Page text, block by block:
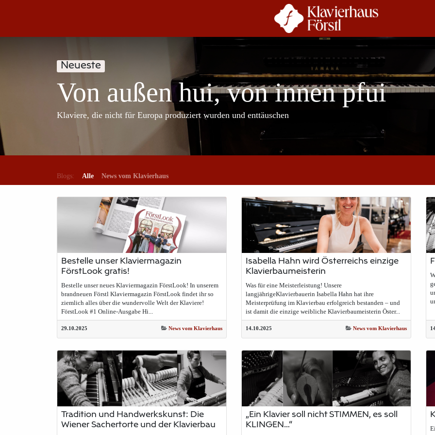
Neueste
Von außen hui, von innen pfui
Klaviere, die nicht für Europa produziert wurden und enttäuschen
Blogs: Alle News vom Klavierhaus
Bestelle unser Klaviermagazin
FörstLook gratis!
Bestelle unser neues Klaviermagazin FörstLook! In unserem
brandneuen Förstl Klaviermagazin FörstLook findet ihr so
ziemlich alles über die wundervolle Welt der Klaviere!
FörstLook #1 Online-Ausgabe Hi...
29.10.2025 News vom Klavierhaus
Isabella Hahn wird Österreichs einzige
Klavierbaumeisterin
Was für eine Meisterleistung! Unsere
langjährigeKlavierbauerin Isabella Hahn hat ihre
Meisterprüfung im Klavierbau erfolgreich bestanden – und
ist damit die einzige weibliche Klavierbaumeisterin Öster...
14.10.2025 News vom Klavierhaus
Tradition und Handwerkskunst: Die
Wiener Sachertorte und der Klavierbau
„Ein Klavier soll nicht STIMMEN, es soll
KLINGEN…“